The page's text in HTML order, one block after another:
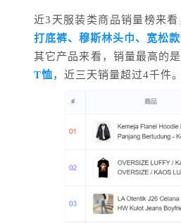
近3天服装类商品销量榜来
打底裤、穆斯林头巾、宽松
其它产品来看，销量最高的
T恤，近三天销量超过4千件